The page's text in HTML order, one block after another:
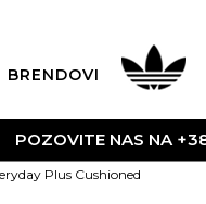
BRENDOVI
POZOVITE NAS NA
Plus Cushioned